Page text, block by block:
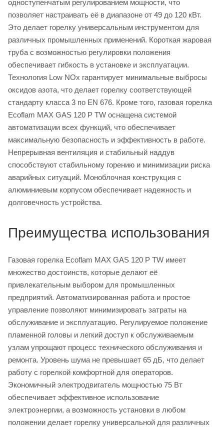
одноступенчатым регулированием мощности, что
позволяет настраивать её в диапазоне от 49 до 120 кВт.
Это делает горелку универсальным инструментом для
различных промышленных применений. Короткая жаровая
труба с возможностью регулировки положения
обеспечивает гибкость в установке и эксплуатации.
Технология Low NOx гарантирует минимальные выбросы
оксидов азота, что делает горелку соответствующей
стандарту класса 3 по EN 676. Кроме того, газовая горелка
Ecoflam MAX GAS 120 P TW оснащена системой
автоматизации всех функций, что обеспечивает
максимальную безопасность и эффективность в работе.
Непрерывная вентиляция и стабильный наддув
способствуют стабильному горению и минимизации риска
аварийных ситуаций. Моноблочная конструкция с
алюминиевым корпусом обеспечивает надежность и
долговечность устройства.
Преимущества использования
Газовая горелка Ecoflam MAX GAS 120 P TW имеет
множество достоинств, которые делают её
привлекательным выбором для промышленных
предприятий. Автоматизированная работа и простое
управление позволяют минимизировать затраты на
обслуживание и эксплуатацию. Регулируемое положение
пламенной головы и легкий доступ к обслуживаемым
узлам упрощают процесс технического обслуживания и
ремонта. Уровень шума не превышает 65 дБ, что делает
работу с горелкой комфортной для операторов.
Экономичный электродвигатель мощностью 75 Вт
обеспечивает эффективное использование
электроэнергии, а возможность установки в любом
положении делает горелку универсальной для различных